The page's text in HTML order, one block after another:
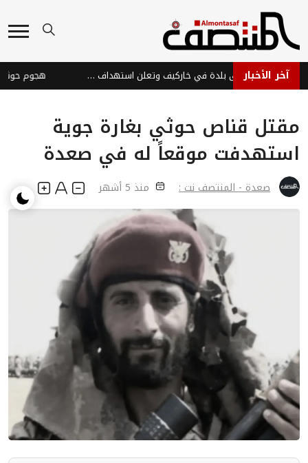
آخر الأخبار روسيا تسيطر على بلدة في خاركيف وتعلن استهداف سفن أوكرانية
مقتل قناص حوثي بغارة جوية
استهدفت موقعاً له في صعدة
صعدة - المنتصف نت : منذ 5 أشهر